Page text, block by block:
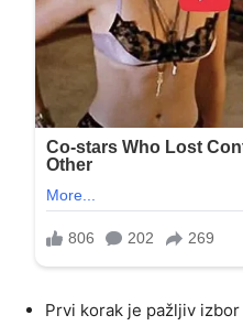
Prvi korak je pažljiv